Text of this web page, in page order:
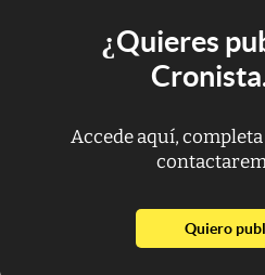
¿Quieres
Accede aquí,
Quiero